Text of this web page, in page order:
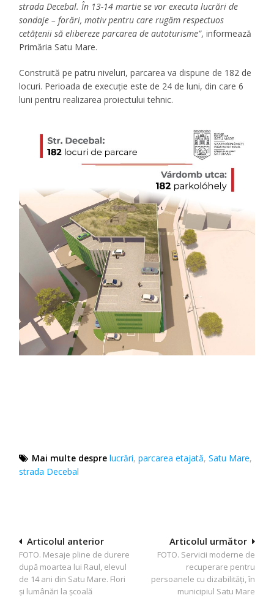
strada Decebal. În 13-14 martie se vor executa lucrări de
sondaje – forări, motiv pentru care rugăm respectuos
cetățenii să elibereze parcarea de autoturisme”, informează
Primăria Satu Mare.
Construită pe patru niveluri, parcarea va dispune de 182 de
locuri. Perioada de execuție este de 24 de luni, din care 6
luni pentru realizarea proiectului tehnic.
Mai multe despre lucrări,parcarea etajată,Satu Mare,
strada Decebal
Navigare
în
articole
Articolul următor
FOTO. Servicii moderne de
recuperare pentru
persoanele cu dizabilități, în
municipiul Satu Mare
Articolul anterior
FOTO. Mesaje pline de durere
după moartea lui Raul, elevul
de 14 ani din Satu Mare. Flori
și lumânări la școală